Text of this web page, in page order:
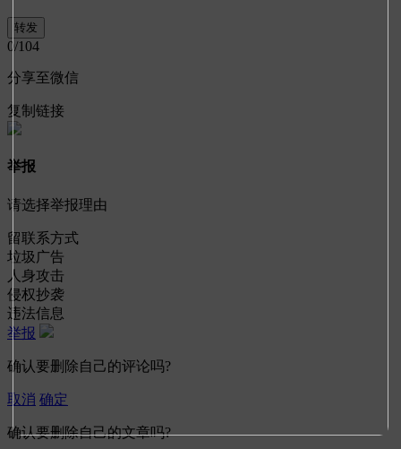
0/104
分享至微信
复制链接
举报
请选择举报理由
留联系方式
垃圾广告
人身攻击
侵权抄袭
违法信息
举报
确认要删除自己的评论吗?
取消 确定
确认要删除自己的文章吗?